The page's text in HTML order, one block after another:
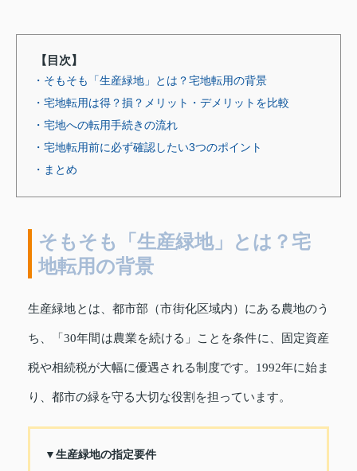
【目次】
・そもそも「生産緑地」とは？宅地転用の背景
・宅地転用は得？損？メリット・デメリットを比較
・宅地への転用手続きの流れ
・宅地転用前に必ず確認したい3つのポイント
・まとめ
そもそも「生産緑地」とは？宅
地転用の背景
生産緑地とは、都市部（市街化区域内）にある農地のう
ち、「30年間は農業を続ける」ことを条件に、固定資産
税や相続税が大幅に優遇される制度です。1992年に始ま
り、都市の緑を守る大切な役割を担っています。
▼生産緑地の指定要件